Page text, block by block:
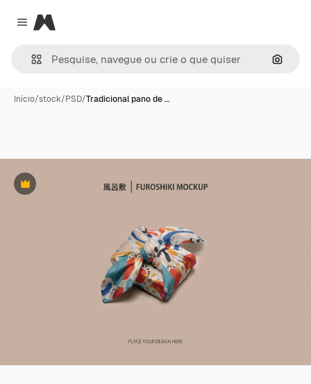
Close menu
Magnific
Início/stock/PSD/Tradicional pano de …
Premium